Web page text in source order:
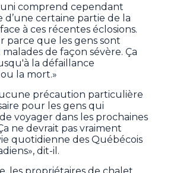
comprend cependant
d’une certaine partie de la
à ces récentes éclosions.
parce que les gens sont
de façon sévère. Ça
la défaillance
la mort.»
précaution particulière
pour les gens qui
voyager dans les prochaines
ne devrait pas vraiment
quotidienne des Québécois
dit-il.
les propriétaires de chalet